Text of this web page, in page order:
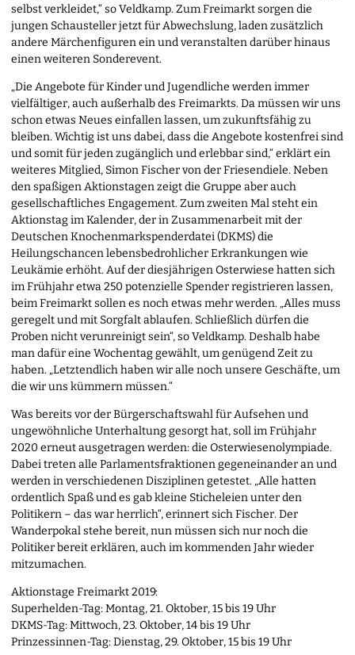
selbst verkleidet,“ so Veldkamp. Zum Freimarkt sorgen die
jungen Schausteller jetzt für Abwechslung, laden zusätzlich
andere Märchenfiguren ein und veranstalten darüber hinaus
einen weiteren Sonderevent.
„Die Angebote für Kinder und Jugendliche werden immer
vielfältiger, auch außerhalb des Freimarkts. Da müssen wir uns
schon etwas Neues einfallen lassen, um zukunftsfähig zu
bleiben. Wichtig ist uns dabei, dass die Angebote kostenfrei sind
und somit für jeden zugänglich und erlebbar sind,“ erklärt ein
weiteres Mitglied, Simon Fischer von der Friesendiele. Neben
den spaßigen Aktionstagen zeigt die Gruppe aber auch
gesellschaftliches Engagement. Zum zweiten Mal steht ein
Aktionstag im Kalender, der in Zusammenarbeit mit der
Deutschen Knochenmarkspenderdatei (DKMS) die
Heilungschancen lebensbedrohlicher Erkrankungen wie
Leukämie erhöht. Auf der diesjährigen Osterwiese hatten sich
im Frühjahr etwa 250 potenzielle Spender registrieren lassen,
beim Freimarkt sollen es noch etwas mehr werden. „Alles muss
geregelt und mit Sorgfalt ablaufen. Schließlich dürfen die
Proben nicht verunreinigt sein“, so Veldkamp. Deshalb habe
man dafür eine Wochentag gewählt, um genügend Zeit zu
haben. „Letztendlich haben wir alle noch unsere Geschäfte, um
die wir uns kümmern müssen.“
Was bereits vor der Bürgerschaftswahl für Aufsehen und
ungewöhnliche Unterhaltung gesorgt hat, soll im Frühjahr
2020 erneut ausgetragen werden: die Osterwiesenolympiade.
Dabei treten alle Parlamentsfraktionen gegeneinander an und
werden in verschiedenen Disziplinen getestet. „Alle hatten
ordentlich Spaß und es gab kleine Sticheleien unter den
Politikern – das war herrlich“, erinnert sich Fischer. Der
Wanderpokal stehe bereit, nun müssen sich nur noch die
Politiker bereit erklären, auch im kommenden Jahr wieder
mitzumachen.
Aktionstage Freimarkt 2019:
Superhelden-Tag: Montag, 21. Oktober, 15 bis 19 Uhr
DKMS-Tag: Mittwoch, 23. Oktober, 14 bis 19 Uhr
Prinzessinnen-Tag: Dienstag, 29. Oktober, 15 bis 19 Uhr